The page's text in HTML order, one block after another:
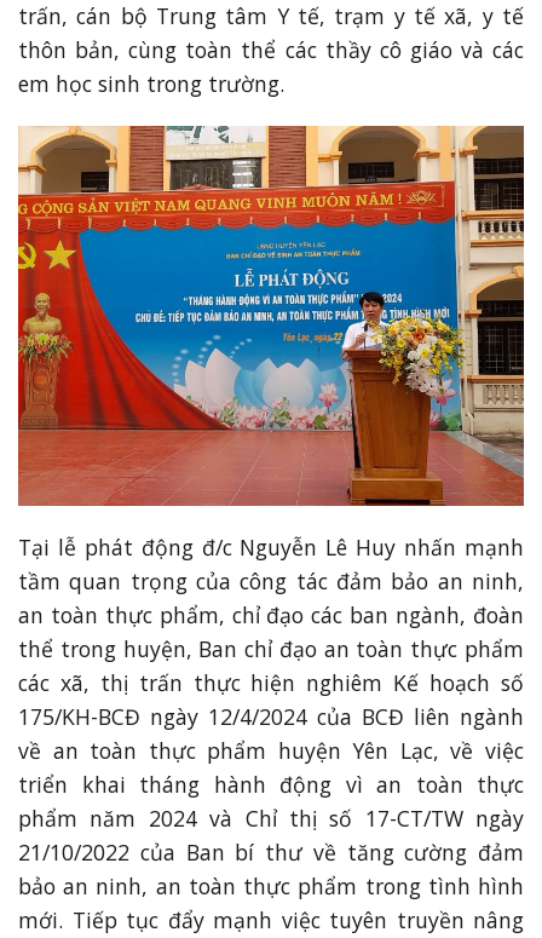
trấn, cán bộ Trung tâm Y tế, trạm y tế xã, y tế
thôn bản, cùng toàn thể các thầy cô giáo và các
em học sinh trong trường.
Tại lễ phát động đ/c Nguyễn Lê Huy nhấn mạnh
tầm quan trọng của công tác đảm bảo an ninh,
an toàn thực phẩm, chỉ đạo các ban ngành, đoàn
thể trong huyện, Ban chỉ đạo an toàn thực phẩm
các xã, thị trấn thực hiện nghiêm Kế hoạch số
175/KH-BCĐ ngày 12/4/2024 của BCĐ liên ngành
về an toàn thực phẩm huyện Yên Lạc, về việc
triển khai tháng hành động vì an toàn thực
phẩm năm 2024 và Chỉ thị số 17-CT/TW ngày
21/10/2022 của Ban bí thư về tăng cường đảm
bảo an ninh, an toàn thực phẩm trong tình hình
mới. Tiếp tục đẩy mạnh việc tuyên truyền nâng